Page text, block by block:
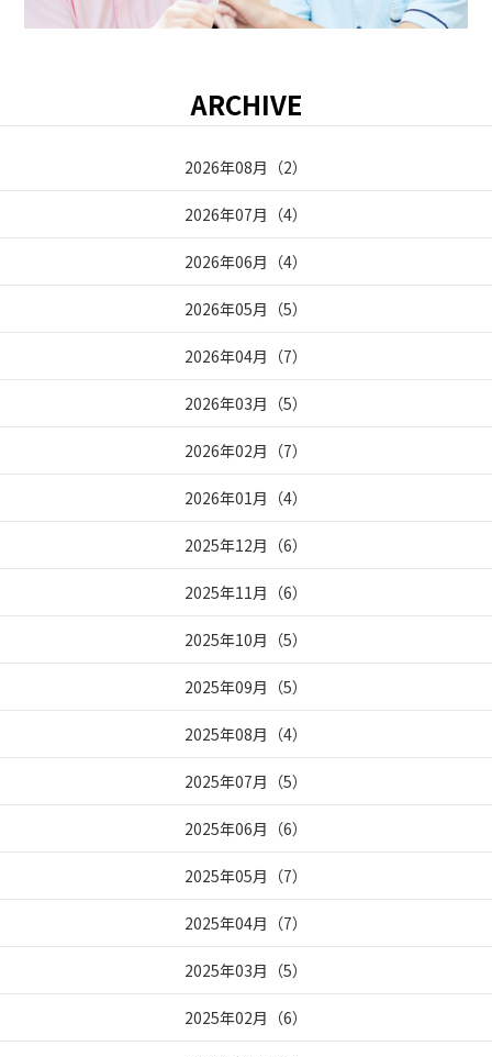
ARCHIVE
2026年08月 （2）
2026年07月 （4）
2026年06月 （4）
2026年05月 （5）
2026年04月 （7）
2026年03月 （5）
2026年02月 （7）
2026年01月 （4）
2025年12月 （6）
2025年11月 （6）
2025年10月 （5）
2025年09月 （5）
2025年08月 （4）
2025年07月 （5）
2025年06月 （6）
2025年05月 （7）
2025年04月 （7）
2025年03月 （5）
2025年02月 （6）